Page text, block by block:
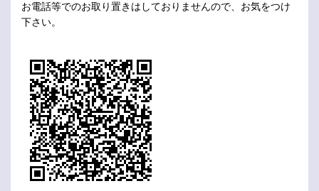
お電話等でのお取り置きはしておりませんので、お気をつけ
下さい。